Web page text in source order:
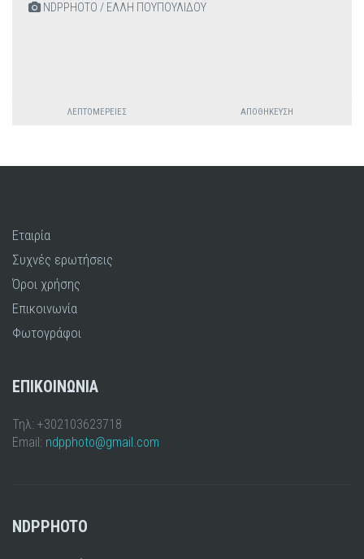
NDPPHOTO / ΕΛΛΗ ΠΟΥΠΟΥΛΙΔΟΥ
ΛΕΠΤΟΜΈΡΕΙΕΣ ΑΠΟΘΉΚΕΥΣΗ
Εταιρία
Συχνές ερωτήσεις
Όροι χρήσης
Επικοινωνία
Φωτογράφοι
ΕΠΙΚΟΙΝΩΝΙΑ
Τηλ: +302103623718
Email: ndpphoto@gmail.com
NDPPHOTO